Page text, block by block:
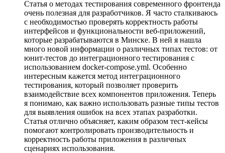
Статья о методах тестирования современного фронтенда
очень полезная для разработчиков. Я часто сталкиваюсь
с необходимостью проверять корректность работы
интерфейсов и функциональности веб-приложений,
которые разрабатываются в Минске. В ней я нашла
много новой информации о различных типах тестов: от
юнит-тестов до интеграционного тестирования с
использованием docker-compose.yml. Особенно
интересным кажется метод интеграционного
тестирования, который позволяет проверить
взаимодействие всех компонентов приложения. Теперь
я понимаю, как важно использовать разные типы тестов
для выявления ошибок на всех этапах разработки.
Статья отлично объясняет, каким образом тест-кейсы
помогают контролировать производительность и
корректность работы приложения в различных
сценариях использования.